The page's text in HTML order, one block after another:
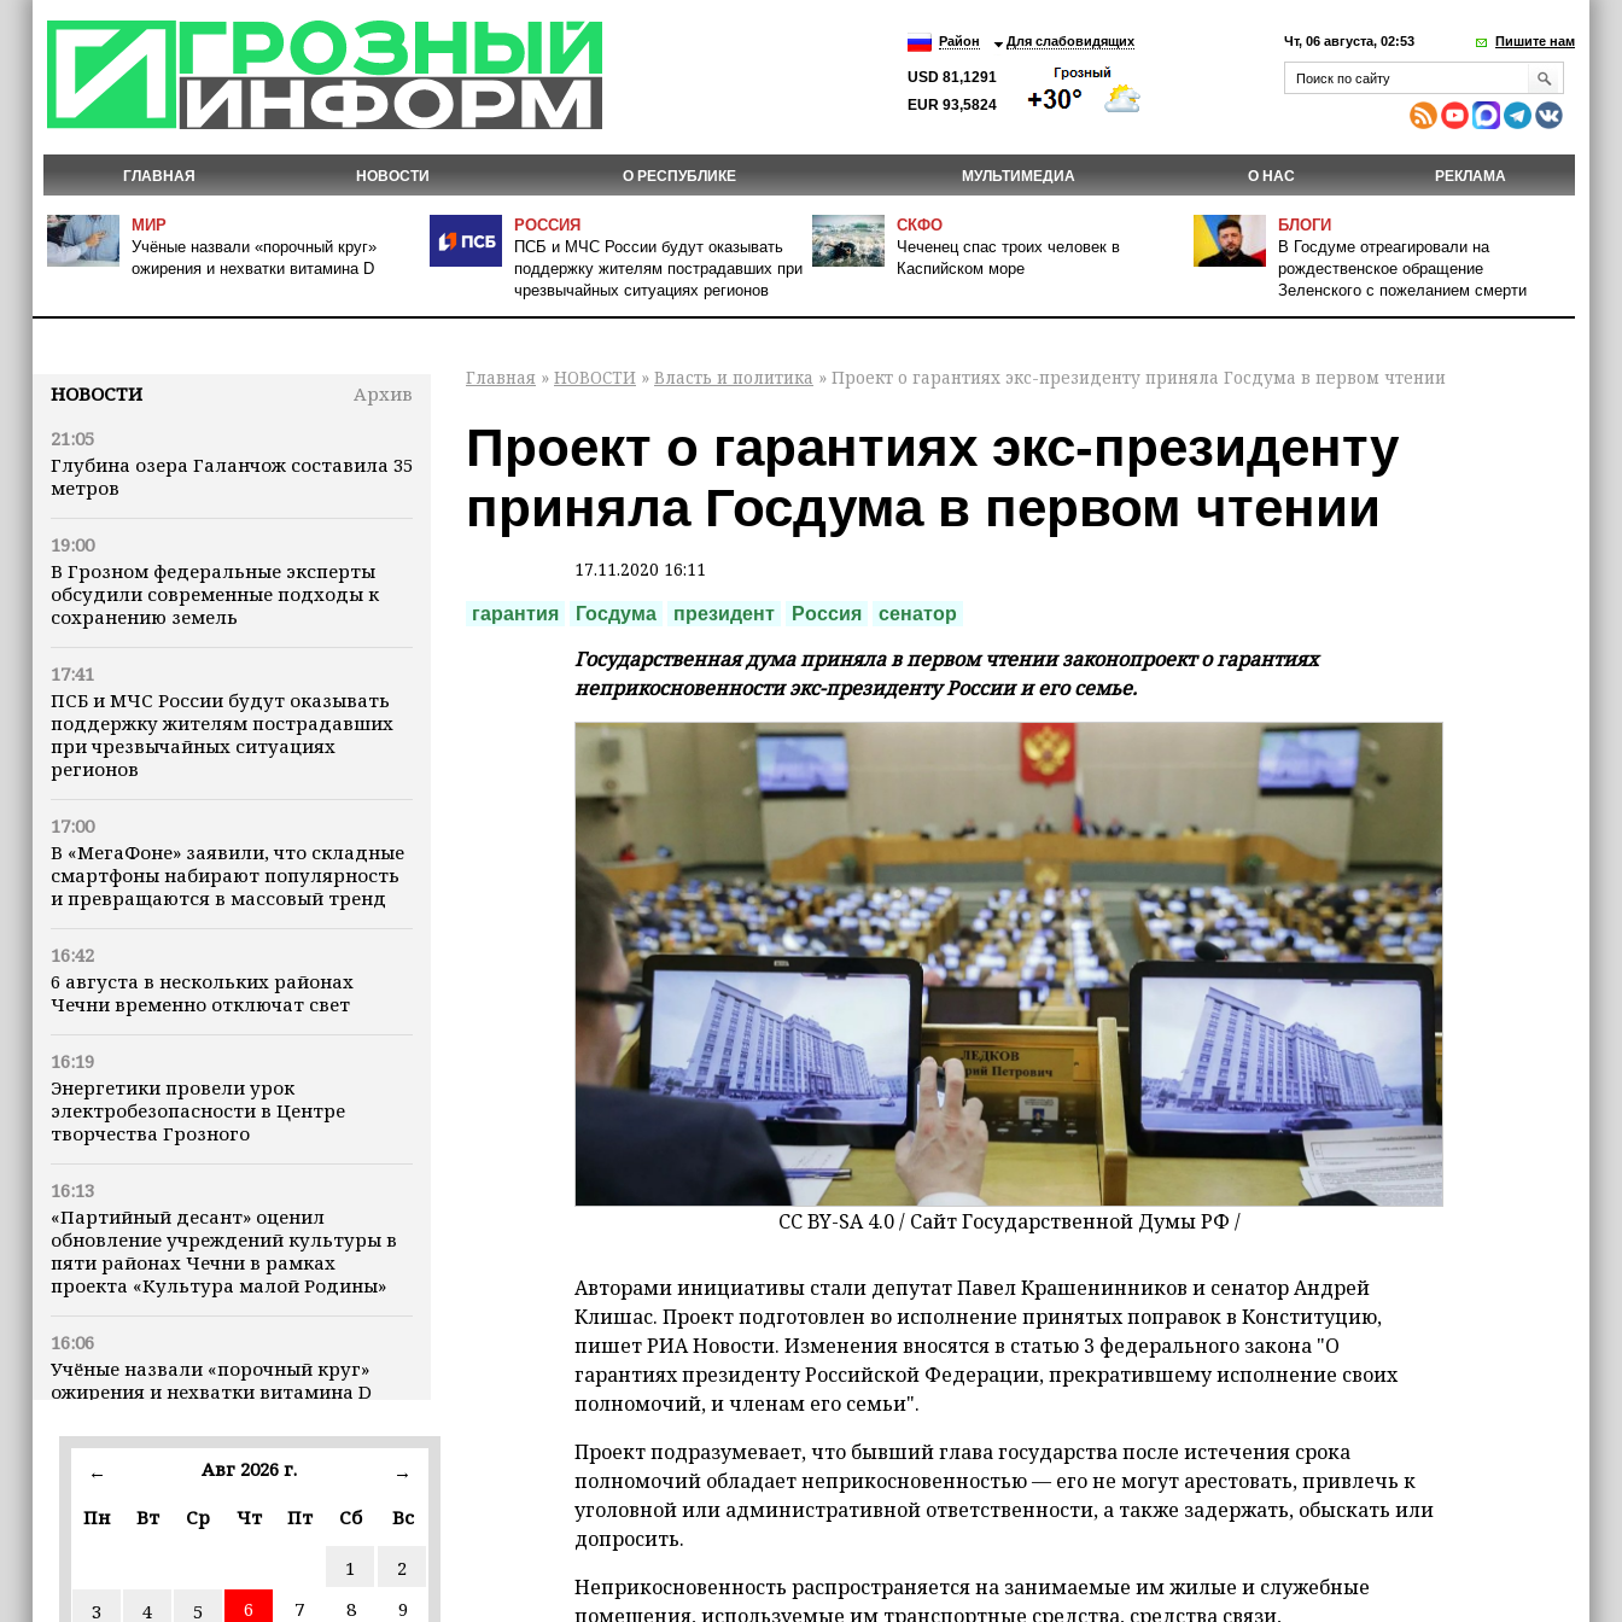
Район Для слабовидящих
USD 81,1291
EUR 93,5824
Чт, 06 августа, 02:53 Пишите нам
ГЛАВНАЯ НОВОСТИ О РЕСПУБЛИКЕ МУЛЬТИМЕДИА О НАС РЕКЛАМА
МИР
Учёные назвали «порочный круг»
ожирения и нехватки витамина D
РОССИЯ
ПСБ и МЧС России будут оказывать
поддержку жителям пострадавших при
чрезвычайных ситуациях регионов
СКФО
Чеченец спас троих человек в
Каспийском море
БЛОГИ
В Госдуме отреагировали на
рождественское обращение
Зеленского с пожеланием смерти
НОВОСТИ
Архив
21:05
Глубина озера Галанчож составила 35
метров
19:00
В Грозном федеральные эксперты
обсудили современные подходы к
сохранению земель
17:41
ПСБ и МЧС России будут оказывать
поддержку жителям пострадавших
при чрезвычайных ситуациях
регионов
17:00
В «МегаФоне» заявили, что складные
смартфоны набирают популярность
и превращаются в массовый тренд
16:42
6 августа в нескольких районах
Чечни временно отключат свет
16:19
Энергетики провели урок
электробезопасности в Центре
творчества Грозного
16:13
«Партийный десант» оценил
обновление учреждений культуры в
пяти районах Чечни в рамках
проекта «Культура малой Родины»
16:06
Учёные назвали «порочный круг»
ожирения и нехватки витамина D
16:00
В Чеченской Республике начинается
избирательные комиссии
← Авг 2026 г.
→
Пн
Вт Ср Чт Пт Сб Вс
1
2
3
4 5 6 7 8
9
Главная » НОВОСТИ » Власть и политика » Проект о гарантиях экс-президенту приняла Госдума в первом чтении
Проект о гарантиях экс-президенту
приняла Госдума в первом чтении
17.11.2020 16:11
гарантия Госдума президент Россия сенатор
Государственная дума приняла в первом чтении законопроект о гарантиях
неприкосновенности экс-президенту России и его семье.
CC BY-SA 4.0 / Сайт Государственной Думы РФ /
Авторами инициативы стали депутат Павел Крашенинников и сенатор Андрей
Клишас. Проект подготовлен во исполнение принятых поправок в Конституцию,
пишет РИА Новости. Изменения вносятся в статью 3 федерального закона "О
гарантиях президенту Российской Федерации, прекратившему исполнение своих
полномочий, и членам его семьи".
Проект подразумевает, что бывший глава государства после истечения срока
полномочий обладает неприкосновенностью — его не могут арестовать, привлечь к
уголовной или административной ответственности, а также задержать, обыскать или
допросить.
Неприкосновенность распространяется на занимаемые им жилые и служебные
помещения, используемые им транспортные средства, средства связи,